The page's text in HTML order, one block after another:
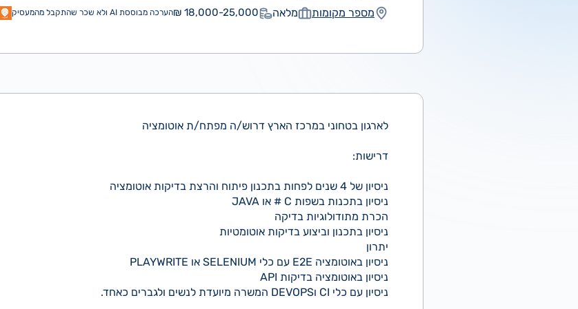
מספר מקומות
מלאה 18,000-25,000 ₪ הערכה מבוססת AI ולא שכר שהתקבל מהמעסיק
לארגון בטחוני במרכז הארץ דרוש/ה מפתח/ת אוטומציה
דרישות:
ניסיון של 4 שנים לפחות בתכנון פיתוח והרצת בדיקות אוטומציה
ניסיון בתכנות בשפות C # או JAVA
הכרת מתודולוגיות בדיקה
ניסיון בתכנון וביצוע בדיקות אוטומטיות
יתרון
ניסיון באוטומציה E2E עם כלי SELENIUM או PLAYWRITE
ניסיון באוטומציה בדיקות API
ניסיון עם כלי CI וDEVOPS המשרה מיועדת לנשים ולגברים כאחד.